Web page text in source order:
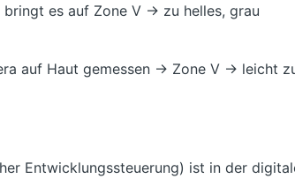
bringt es auf Zone V → zu helles, grau
auf Haut gemessen → Zone V → leicht
Entwicklungssteuerung) ist in der